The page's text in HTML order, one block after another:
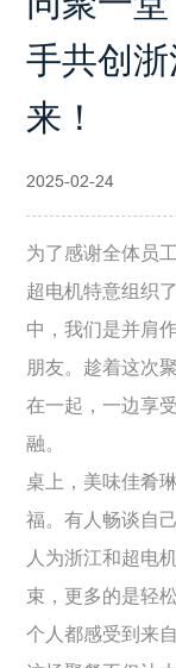
手共创
来！
2025-02-24
为了感谢全体员
超电机特意组织
中，我们是并肩
朋友。趁着这次
在一起，一边享
融。
桌上，美味佳肴
福。有人畅谈自
人为浙江和超电
束，更多的是轻
个人都感受到来